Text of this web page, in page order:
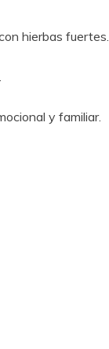
hierbas fuertes.
y familiar.